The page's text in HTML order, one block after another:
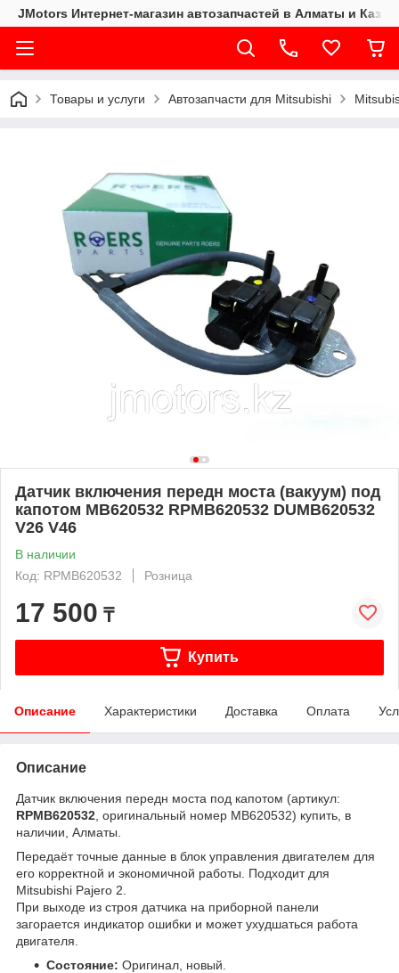
JMotors Интернет-магазин автозапчастей в Алматы и
Товары и услуги Автозапчасти для Mitsubishi
Датчик включения передн моста (вакуум) под
капотом MB620532 RPMB620532 DUMB620532
V26 V46
В наличии
Код: RPMB620532
Розница
17 500 ₸
Купить
Описание Характеристики Доставка Оплата
Описание
Датчик включения передн моста под капотом (артикул:
RPMB620532 , оригинальный номер MB620532) купить, в
наличии, Алматы.
Передаёт точные данные в блок управления двигателем для
его корректной и экономичной работы. Подходит для
Mitsubishi Pajero 2.
При выходе из строя датчика на приборной панели
загорается индикатор ошибки и может ухудшаться работа
двигателя.
Состояние: Оригинал, новый.